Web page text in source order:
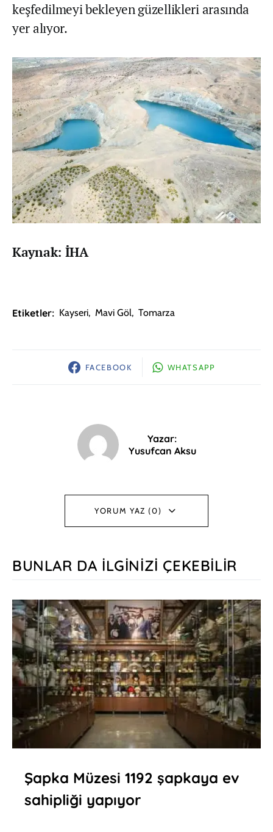
keşfedilmeyi bekleyen güzellikleri arasında
yer alıyor.
Kaynak: İHA
Etiketler: Kayseri, Mavi Göl, Tomarza
FACEBOOK WHATSAPP
Yazar:
Yusufcan Aksu
YORUM YAZ (0)
BUNLAR DA İLGINIZI ÇEKEBILIR
Şapka Müzesi 1192 şapkaya ev
sahipliği yapıyor